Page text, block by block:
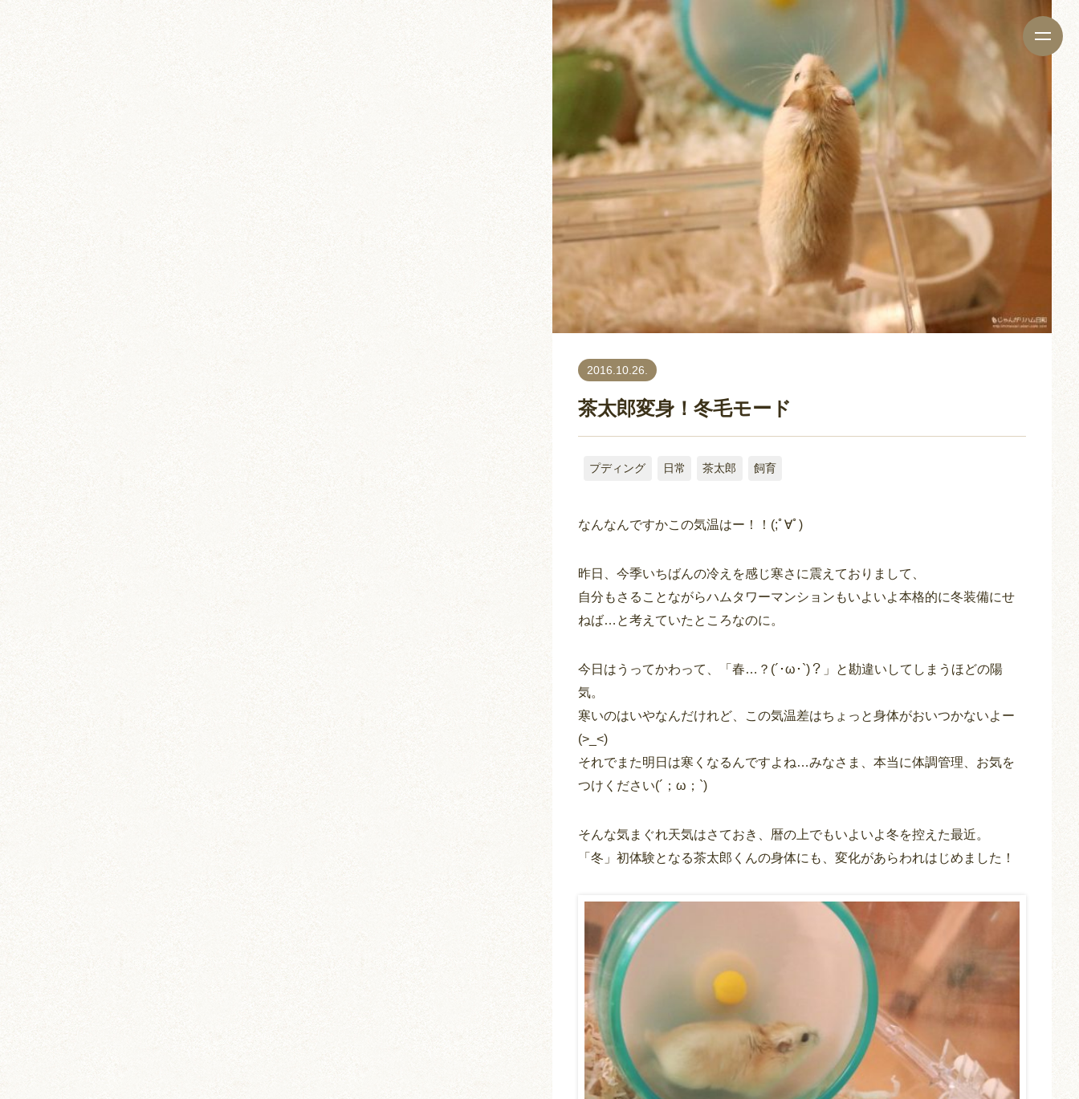
2016.10.26.
茶太郎変身！冬毛モード
プディング 日常 茶太郎 飼育
なんなんですかこの気温はー！！(;ﾟ∀ﾟ)
昨日、今季いちばんの冷えを感じ寒さに震えておりまして、
自分もさることながらハムタワーマンションもいよいよ本格的に冬装備にせ
ねば…と考えていたところなのに。
今日はうってかわって、「春…？(´･ω･`)？」と勘違いしてしまうほどの陽
気。
寒いのはいやなんだけれど、この気温差はちょっと身体がおいつかないよー
(>_<)
それでまた明日は寒くなるんですよね…みなさま、本当に体調管理、お気を
つけください(´；ω；`)
そんな気まぐれ天気はさておき、暦の上でもいよいよ冬を控えた最近。
「冬」初体験となる茶太郎くんの身体にも、変化があらわれはじめました！